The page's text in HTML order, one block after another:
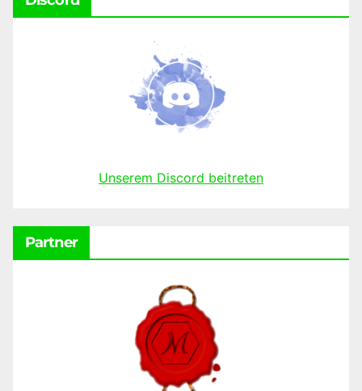
Unserem Discord beitreten
Partner